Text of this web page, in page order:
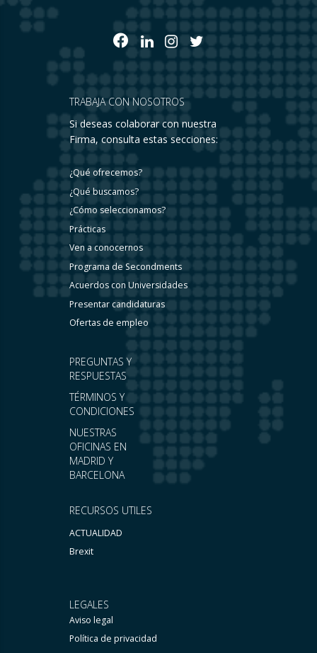
RECURSOS UTILES
ACTUALIDAD
Brexit
PREGUNTAS Y
RESPUESTAS
TÉRMINOS Y
CONDICIONES
NUESTRAS
OFICINAS EN
MADRID Y
BARCELONA
TRABAJA CON NOSOTROS
Si deseas colaborar con nuestra
Firma, consulta estas secciones:
¿Qué ofrecemos?
¿Qué buscamos?
¿Cómo seleccionamos?
Prácticas
Ven a conocernos
Programa de Secondments
Acuerdos con Universidades
Presentar candidaturas
Ofertas de empleo
LEGALES
Aviso legal
Política de privacidad